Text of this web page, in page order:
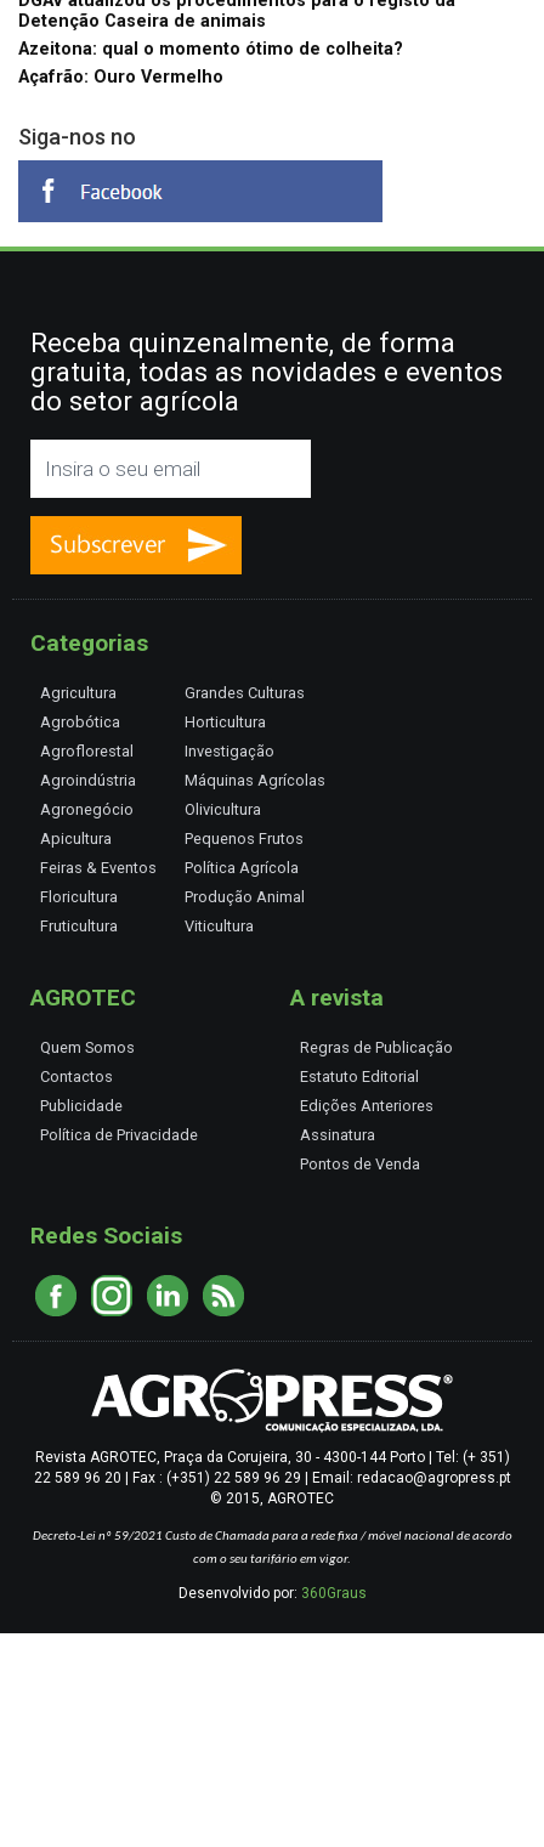
Detenção Caseira de animais
Azeitona: qual o momento ótimo de colheita?
Açafrão: Ouro Vermelho
Siga-nos no
Receba quinzenalmente, de forma
gratuita, todas as novidades e eventos
do setor agrícola
Categorias
Agricultura
Agrobótica
Agroflorestal
Agroindústria
Agronegócio
Apicultura
Feiras & Eventos
Floricultura
Fruticultura
Grandes Culturas
Horticultura
Investigação
Máquinas Agrícolas
Olivicultura
Pequenos Frutos
Política Agrícola
Produção Animal
Viticultura
AGROTEC
Quem Somos
Contactos
Publicidade
Política de Privacidade
A revista
Regras de Publicação
Estatuto Editorial
Edições Anteriores
Assinatura
Pontos de Venda
Redes Sociais
Revista AGROTEC, Praça da Corujeira, 30 - 4300-144 Porto | Tel: (+ 351)
22 589 96 20 | Fax : (+351) 22 589 96 29 | Email: redacao@agropress.pt
© 2015, AGROTEC
Decreto-Lei nº 59/2021 Custo de Chamada para a rede fixa / móvel nacional de acordo
com o seu tarifário em vigor.
Desenvolvido por: 360Graus